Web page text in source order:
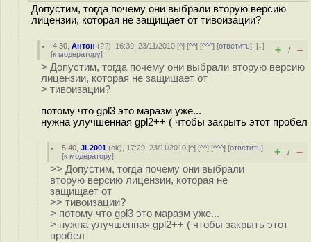
Допустим, тогда почему они выбрали вторую версию
лицензии, которая не защищает от тивоизации?
4.30 ,Антон (??), 16:39, 23/11/2010 [^] [^^] [^^^] [ответить][↓]
[к модератору] + / –
> Допустим, тогда почему они выбрали вторую версию
лицензии, которая не защищает от
> тивоизации?
потому что gpl3 это маразм уже...
нужна улучшенная gpl2++ ( чтобы закрыть этот пробел
5.40 ,JL2001 (ok), 17:29, 23/11/2010 [^] [^^] [^^^] [ответить]
[к модератору] + / –
>> Допустим, тогда почему они выбрали
вторую версию лицензии, которая не
защищает от
>> тивоизации?
> потому что gpl3 это маразм уже...
> нужна улучшенная gpl2++ ( чтобы закрыть этот
пробел